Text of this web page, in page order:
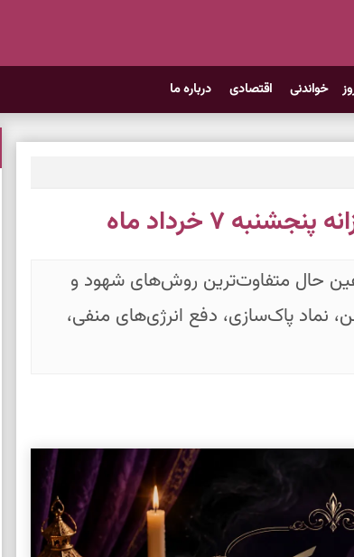
خواندنی اقتصادی درباره ما
۷ خرداد ماه
حال متفاوت‌ترین روش‌های شهود و
نماد پاک‌سازی، دفع انرژی‌های منفی،